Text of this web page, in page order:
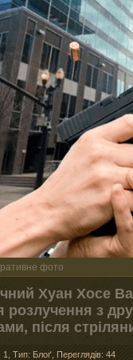
фото
Хуан Хосе
розлучення з
після
1 Тип: Блоґ Переглядів: 44